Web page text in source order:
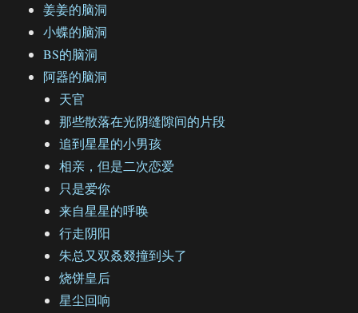
姜姜的脑洞
小蝶的脑洞
BS的脑洞
阿器的脑洞
天官
那些散落在光阴缝隙间的片段
追到星星的小男孩
相亲，但是二次恋爱
只是爱你
来自星星的呼唤
行走阴阳
朱总又双叒叕撞到头了
烧饼皇后
星尘回响